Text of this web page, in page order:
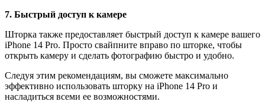
7. Быстрый доступ к камере
Шторка также предоставляет быстрый доступ к камере вашего
iPhone 14 Pro. Просто свайпните вправо по шторке, чтобы
открыть камеру и сделать фотографию быстро и удобно.
Следуя этим рекомендациям, вы сможете максимально
эффективно использовать шторку на iPhone 14 Pro и
насладиться всеми ее возможностями.